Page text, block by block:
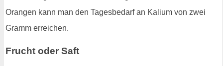
Orangen kann man den Tagesbedarf an Kalium von zwei
Gramm erreichen.
Frucht oder Saft